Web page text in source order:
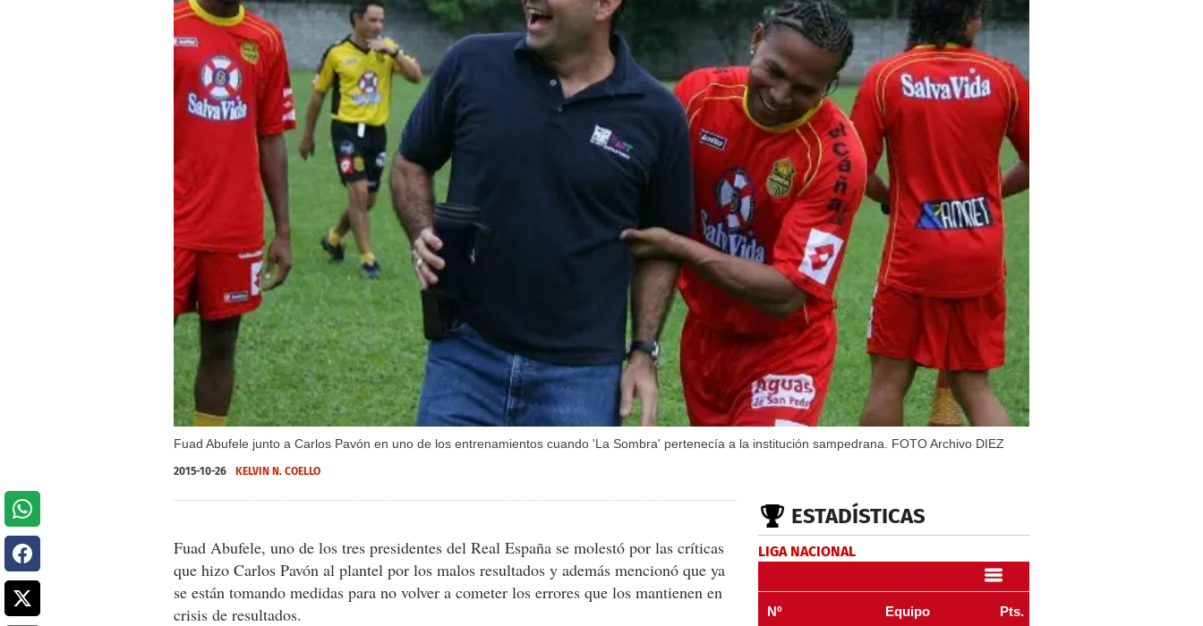
Fuad Abufele junto a Carlos Pavón en uno de los entrenamientos cuando 'La Sombra' pertenecía a la institución sampedrana. FOTO Archivo DIEZ
2015-10-26 KELVIN N. COELLO
Fuad Abufele, uno de los tres presidentes del Real España se molestó por las críticas
que hizo Carlos Pavón al plantel por los malos resultados y además mencionó que ya
se están tomando medidas para no volver a cometer los errores que los mantienen en
crisis de resultados.
ESTADÍSTICAS
LIGA NACIONAL